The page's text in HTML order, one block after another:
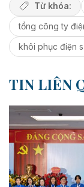
Từ khóa:
tổng công ty
khôi phục điện
TIN LIÊN